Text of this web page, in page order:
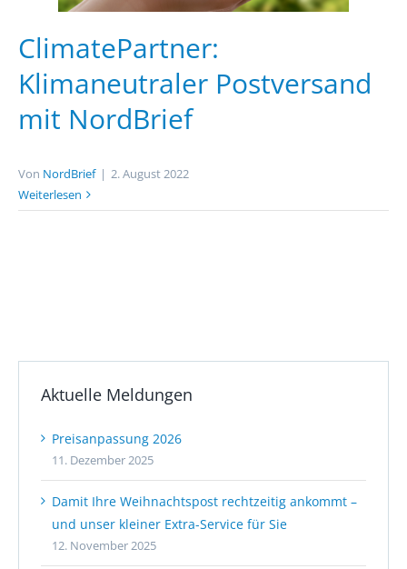
ClimatePartner:
Klimaneutraler Postversand
mit NordBrief
Von NordBrief | 2. August 2022
Weiterlesen
Aktuelle Meldungen
Preisanpassung 2026
11. Dezember 2025
Damit Ihre Weihnachtspost rechtzeitig ankommt –
und unser kleiner Extra-Service für Sie
12. November 2025